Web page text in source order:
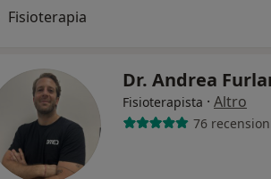
Fisioterapia
Dr. Andrea
Fisioterapista · Altro
76